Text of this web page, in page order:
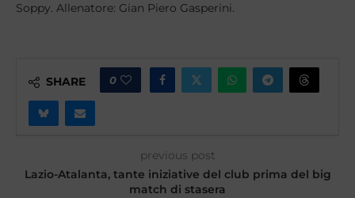
Soppy. Allenatore: Gian Piero Gasperini.
SHARE 0
previous post
Lazio-Atalanta, tante iniziative del club prima del big
match di stasera